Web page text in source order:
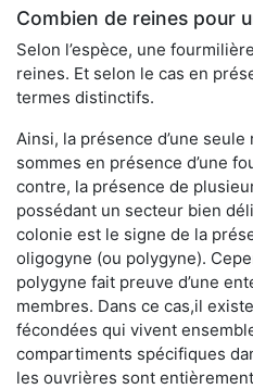
Combien de reines pour
Selon l’espèce, une
reines. Et selon le cas en
termes distinctifs.
Ainsi, la présence d’une
sommes en présence d’une
contre, la présence de
possédant un secteur bien
colonie est le signe de la
oligogyne (ou polygyne).
polygyne fait preuve d’une
membres. Dans ce cas,il
fécondées qui vivent
compartiments spécifiques
les ouvrières sont